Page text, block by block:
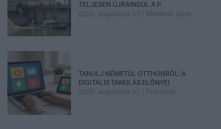
TELJESEN ÚJRAINDUL A P...
2026. augusztus 07 Mindenki ügye
TANULJ NÉMETÜL OTTHONRÓL: A
DIGITÁLIS TANULÁS ELŐNYEI
2026. augusztus 07 Promóció